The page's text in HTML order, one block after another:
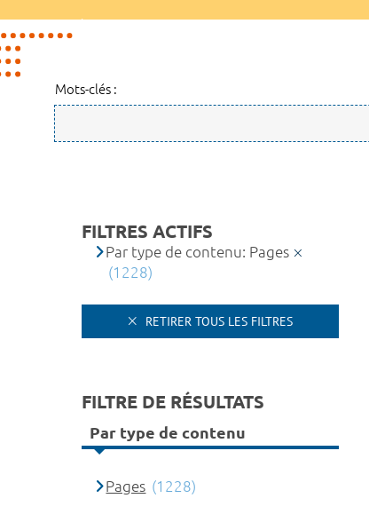
Mots-clés :
FILTRES ACTIFS
Par type de contenu: Pages
(1228)
RETIRER TOUS LES FILTRES
FILTRE DE RÉSULTATS
Par type de contenu
Pages (1228)